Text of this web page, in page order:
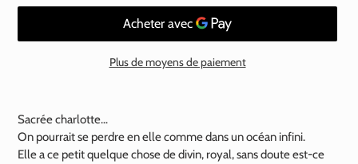
Plus de moyens de paiement
d'un
produit
à
Sacrée charlotte…
On pourrait se perdre en elle comme dans un océan infini.
Elle a ce petit quelque chose de divin, royal, sans doute est-ce